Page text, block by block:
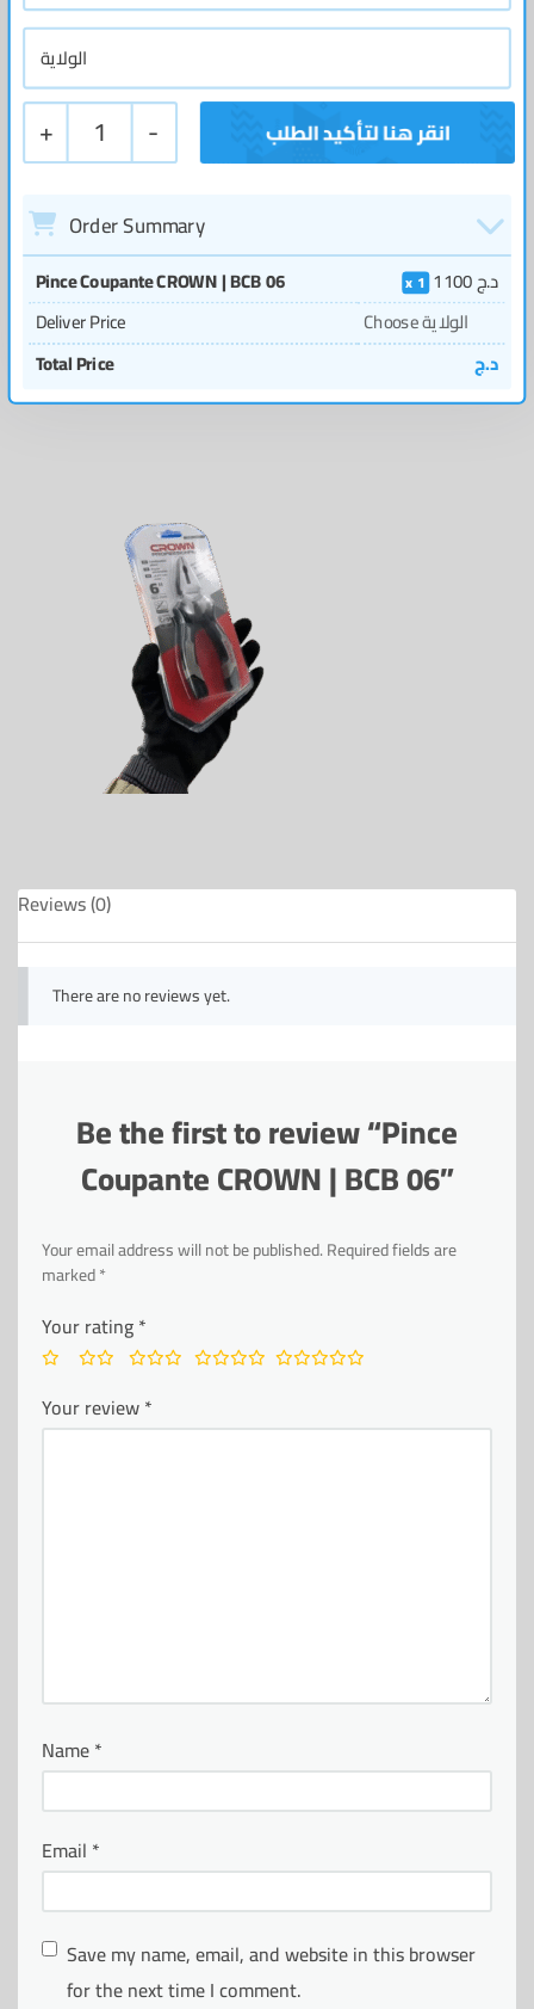
+ 1 -
Order Summary
Pince Coupante CROWN | BCB 06 1 1100د.ج
Deliver Price
Choose الولاية
Total Price
د.ج
Reviews (0)
There are no reviews yet.
Be the first to review “Pince
Coupante CROWN | BCB 06”
Your email address will not be published.Required fields are
marked*
Your rating*
Your review*
Name*
Email *
Save my name, email, and website in this browser
for the next time I comment.